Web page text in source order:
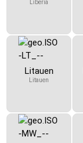
Liberia
Litauen
Litauen